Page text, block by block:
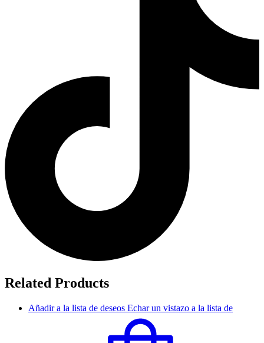
Related Products
Añadir a la lista de deseos Echar un vistazo a la lista de